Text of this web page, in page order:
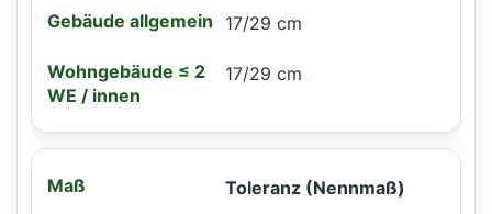
17/29 cm
17/29 cm
Toleranz (Nennmaß)